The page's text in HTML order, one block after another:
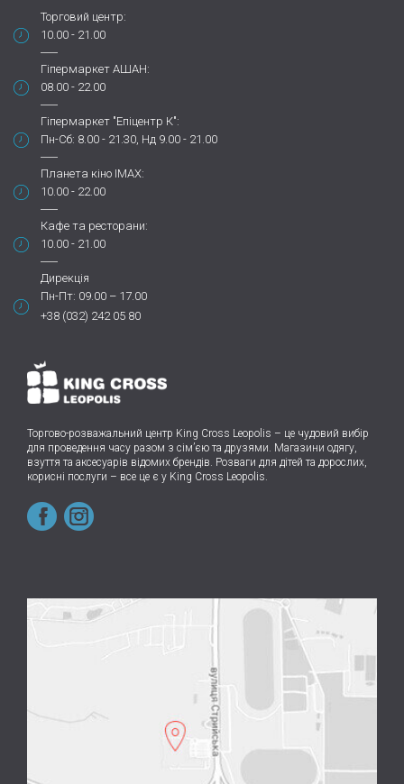
Торговий центр:
10.00 - 21.00
Гіпермаркет АШАН:
08.00 - 22.00
Гіпермаркет "Епіцентр К":
Пн-Сб: 8.00 - 21.30, Нд 9.00 - 21.00
Планета кіно IMAX:
10.00 - 22.00
Кафе та ресторани:
10.00 - 21.00
Дирекція
Пн-Пт: 09.00 – 17.00
+38 (032) 242 05 80
Торгово-розважальний центр King Cross Leopolis – це чудовий вибір
для проведення часу разом з сім’єю та друзями. Магазини одягу,
взуття та аксесуарів відомих брендів. Розваги для дітей та дорослих,
корисні послуги – все це є у King Cross Leopolis.